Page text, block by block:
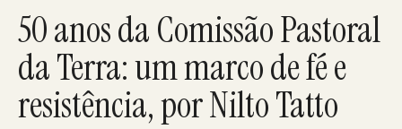
50 anos da Comissão Pastoral
da Terra: um marco de fé e
resistência, por Nilto Tatto